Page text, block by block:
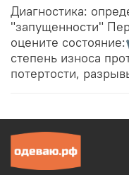
Диагностика:
"запущенности"
оцените
степень износа
потертости,